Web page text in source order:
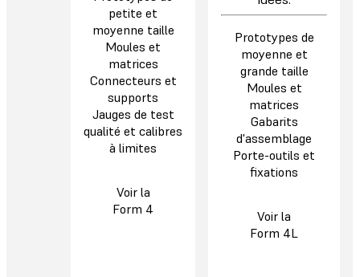
petite et
moyenne taille
Moules et
matrices
Connecteurs et
supports
Jauges de test
qualité et calibres
à limites
Voir la
Form 4
Prototypes de
moyenne et
grande taille
Moules et
matrices
Gabarits
d'assemblage
Porte-outils et
fixations
Voir la
Form 4L